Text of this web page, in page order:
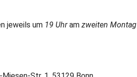
jeweils um 19 Uhram zweiten Montag